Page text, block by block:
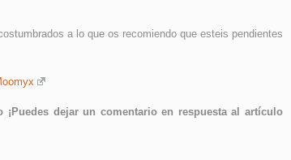
a lo que os recomiendo que esteis pendientes
dejar un comentario en respuesta al artículo